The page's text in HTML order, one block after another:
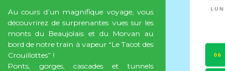
Au cours d’un magnifique voyage, vous
découvrirez de surprenantes vues sur les
monts du Beaujolais et du Morvan au
bord de notre train à vapeur “Le Tacot des
Crouillottes” !
Ponts, gorges, cascades et tunnels